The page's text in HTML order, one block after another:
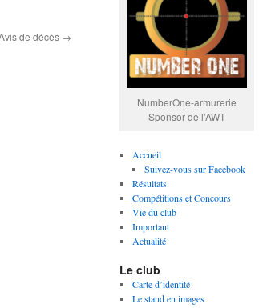
de décès →
NumberOne-armurerie
Sponsor de l'AWT
Accueil
Suivez-vous sur Facebook
Résultats
Compétitions et Concours
Vie du club
Important
Actualité
Le club
Carte d’identité
Le stand en images